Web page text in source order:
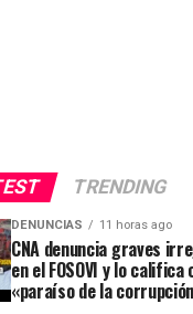
TRENDING
DENUNCIAS 11 horas ago
CNA denuncia graves
en el FOSOVI y lo califica
«paraíso de la